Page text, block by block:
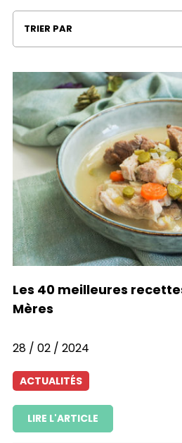
TRIER PAR
Recettes de blogueurs
Témoignages
Questions fréquentes
Conseils nutrition
Les 40 meilleures
Mères
28 / 02 / 2024
ACTUALITÉS
LIRE L'ARTICLE